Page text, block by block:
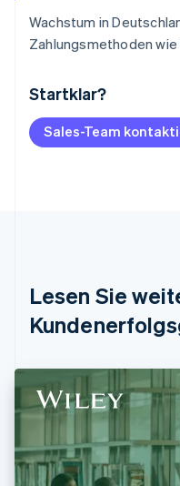
Wachstum in
Zahlungsmethoden wie
Startklar?
Sales-Team
Lesen Sie
Australien
Belgien
NederlandsFrançais
DeutschEnglish
English
简体中文English
EnglishSvenska
Frankreich
English
Gibraltar
English